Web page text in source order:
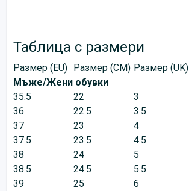
Таблица с размери
Размер (EU) Размер (CM) Размер (UK)
Мъже/Жени обувки
35.5
22
3
36
22.5
3.5
37
23
4
37.5
23.5
4.5
38
24
5
38.5
24.5
5.5
39
25
6